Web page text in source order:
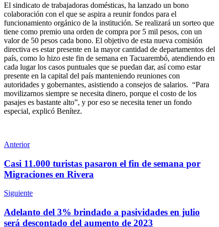
El sindicato de trabajadoras domésticas, ha lanzado un bono
colaboración con el que se aspira a reunir fondos para el
funcionamiento orgánico de la institución. Se realizará un sorteo que
tiene como premio una orden de compra por 5 mil pesos, con un
valor de 50 pesos cada bono. El objetivo de esta nueva comisión
directiva es estar presente en la mayor cantidad de departamentos del
país, como lo hizo este fin de semana en Tacuarembó, atendiendo en
cada lugar los casos puntuales que se puedan dar, así como estar
presente en la capital del país manteniendo reuniones con
autoridades y gobernantes, asistiendo a consejos de salarios. “Para
movilizarnos siempre se necesita dinero, porque el costo de los
pasajes es bastante alto”, y por eso se necesita tener un fondo
especial, explicó Benítez.
Anterior
Casi 11.000 turistas pasaron el fin de semana por
Migraciones en Rivera
Siguiente
Adelanto del 3% brindado a pasividades en julio
será descontado del aumento de 2023